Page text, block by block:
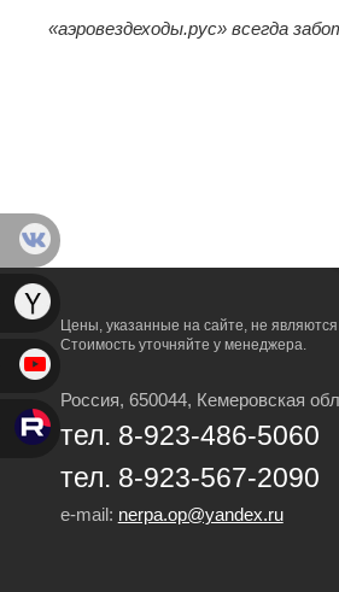
«аэровездеходы.рус» всегда
Цены, указанные на сайте, не
Стоимость уточняйте у менеджера.
Россия, 650044, Кемеровская
тел. 8-923-486-5060
тел. 8-923-567-2090
e-mail: nerpa.op@yandex.ru